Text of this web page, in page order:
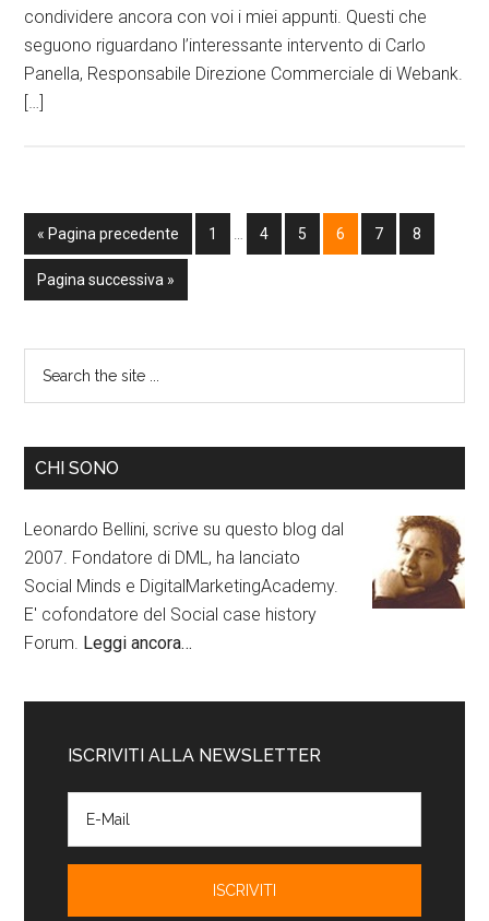
condividere ancora con voi i miei appunti. Questi che
seguono riguardano l’interessante intervento di Carlo
Panella, Responsabile Direzione Commerciale di Webank.
[…]
« Pagina precedente 1 4 5 6 7 8
Pagina successiva »
CHI SONO
Leonardo Bellini, scrive su questo blog dal
2007. Fondatore di DML, ha lanciato
Social Minds e DigitalMarketingAcademy.
E' cofondatore del Social case history
Forum. Leggi ancora…
ISCRIVITI ALLA NEWSLETTER